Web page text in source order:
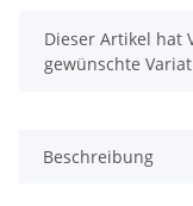
x
Dieser Artikel hat
gewünschte
Beschreibung